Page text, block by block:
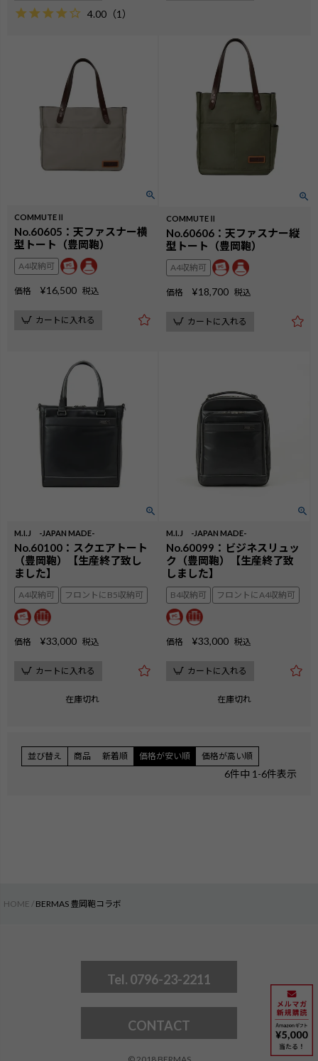
4.00 （1）
COMMUTEⅡ
No.60605：天ファスナー横
型トート（豊岡鞄）
A4収納可
価格 ¥16,500 税込
カートに入れる
COMMUTEⅡ
No.60606：天ファスナー縦
型トート（豊岡鞄）
A4収納可
価格 ¥18,700 税込
カートに入れる
M.I.J -JAPAN MADE-
No.60100：スクエアトート
（豊岡鞄）【生産終了致し
ました】
A4収納可 フロントにB5収納可
価格 ¥33,000 税込
カートに入れる
在庫切れ
M.I.J -JAPAN MADE-
No.60099：ビジネスリュッ
ク（豊岡鞄）【生産終了致
しました】
B4収納可 フロントにA4収納可
価格 ¥33,000 税込
カートに入れる
在庫切れ
並び替え 商品 新着順 価格が安い順 価格が高い順
6件中 1 -6件表示
HOME BERMAS 豊岡鞄コラボ
Tel. 0796-23-2211
CONTACT